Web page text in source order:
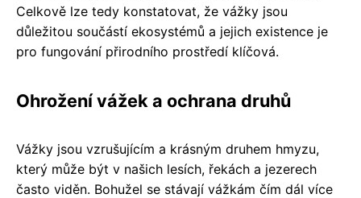
Celkově lze tedy konstatovat, že vážky jsou
důležitou součástí ekosystémů a jejich existence je
pro fungování přirodního prostředí klíčová.
Ohrožení vážek a ochrana druhů
Vážky jsou vzrušujícím a krásným druhem hmyzu,
který může být v našich lesích, řekách a jezerech
často viděn. Bohužel se stávají vážkám čím dál více